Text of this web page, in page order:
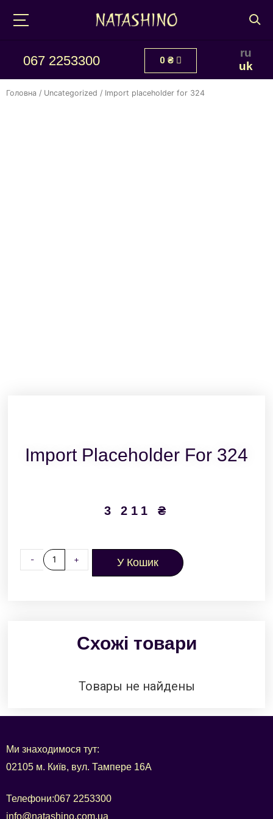
067 2253300 0 ₴
ru
uk
Головна / Uncategorized / Import placeholder for 324
Import Placeholder For 324
3 211 ₴
- + У Кошик
Схожі товари
Товары не найдены
Ми знаходимося тут:
02105 м. Київ, вул. Тампере 16А
Телефони:067 2253300
info@natashino.com.ua